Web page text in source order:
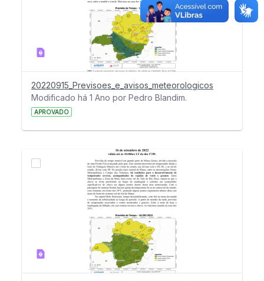
20220915_Previsoes_e_avisos_meteorologicos
Modificado há 1 Ano por Pedro Blandim.
APROVADO